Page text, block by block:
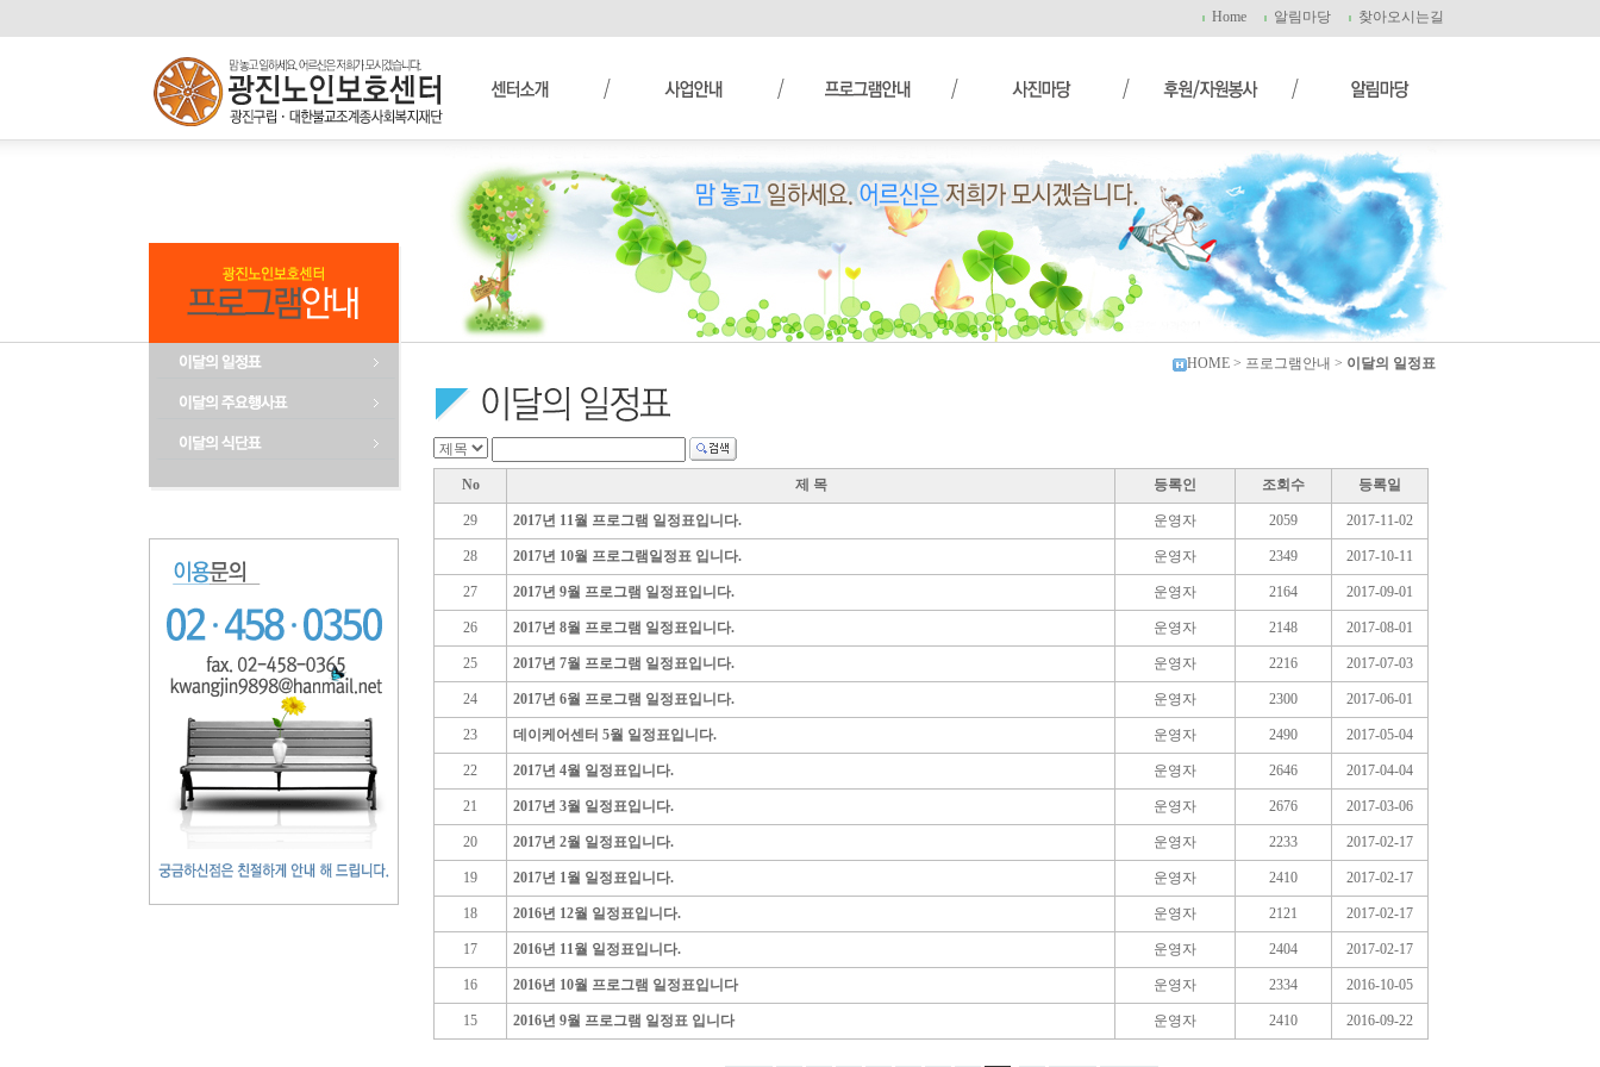
Home 알림마당 찾아오시는길
HOME > 프로그램안내 > 이달의 일정표
No 제 목 등록인 조회수 등록일
29 2017년 11월 프로그램 일정표입니다. 운영자 2059 2017-11-02
28 2017년 10월 프로그램일정표 입니다. 운영자 2349 2017-10-11
27 2017년 9월 프로그램 일정표입니다. 운영자 2164 2017-09-01
26 2017년 8월 프로그램 일정표입니다. 운영자 2148 2017-08-01
25 2017년 7월 프로그램 일정표입니다. 운영자 2216 2017-07-03
24 2017년 6월 프로그램 일정표입니다. 운영자 2300 2017-06-01
23 데이케어센터 5월 일정표입니다. 운영자 2490 2017-05-04
22 2017년 4월 일정표입니다. 운영자 2646 2017-04-04
21 2017년 3월 일정표입니다. 운영자 2676 2017-03-06
20 2017년 2월 일정표입니다. 운영자 2233 2017-02-17
19 2017년 1월 일정표입니다. 운영자 2410 2017-02-17
18 2016년 12월 일정표입니다. 운영자 2121 2017-02-17
17 2016년 11월 일정표입니다. 운영자 2404 2017-02-17
16 2016년 10월 프로그램 일정표입니다 운영자 2334 2016-10-05
15 2016년 9월 프로그램 일정표 입니다 운영자 2410 2016-09-22